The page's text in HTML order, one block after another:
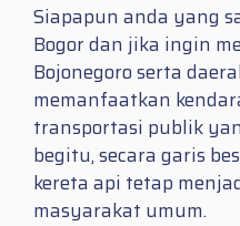
Siapapun anda yang
Bogor dan jika ingin
Bojonegoro serta
memanfaatkan
transportasi publik
begitu, secara garis
kereta api tetap
masyarakat umum.